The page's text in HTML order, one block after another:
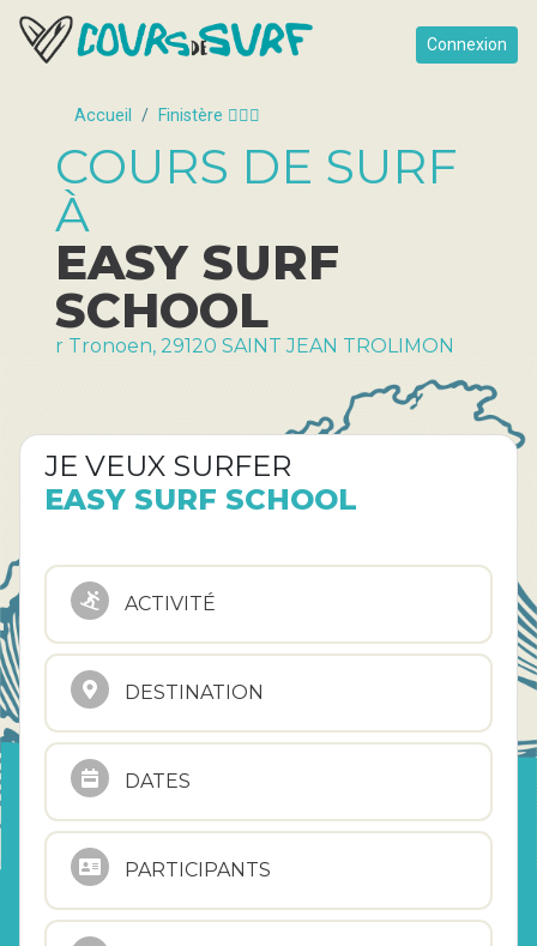
Connexion
Accueil Finistère 🏄🏽‍♂️
COURS DE SURF
À
EASY SURF
SCHOOL
r Tronoen, 29120 SAINT JEAN TROLIMON
JE VEUX SURFER
EASY SURF SCHOOL
ACTIVITÉ
DESTINATION
DATES
PARTICIPANTS